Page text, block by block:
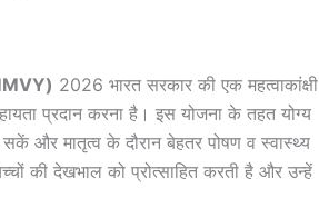
2026 भारत सरकार की एक महत्वाकांक्षी
प्रदान करना है। इस योजना के तहत योग्य
और मातृत्व के दौरान बेहतर पोषण व स्वास्थ्य
की देखभाल को प्रोत्साहित करती है और उन्हें